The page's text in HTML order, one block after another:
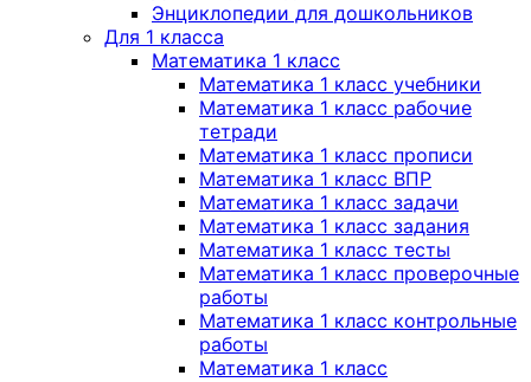
Энциклопедии для дошкольников
Для 1 класса
Математика 1 класс
Математика 1 класс учебники
Математика 1 класс рабочие
тетради
Математика 1 класс прописи
Математика 1 класс ВПР
Математика 1 класс задачи
Математика 1 класс задания
Математика 1 класс тесты
Математика 1 класс проверочные
работы
Математика 1 класс контрольные
работы
Математика 1 класс